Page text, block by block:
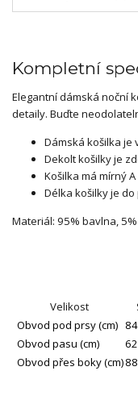
Kompletní
Elegantní dámská noční
detaily. Buďte
Dámská košilka
Dekolt košilky je
Košilka má mírný
Délka košilky je
Materiál: 95% bavlna,
Velikost
Obvod pod prsy (cm)
Obvod pasu (cm)
Obvod přes boky (cm)